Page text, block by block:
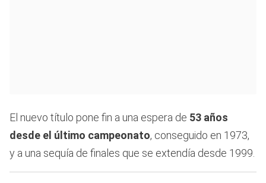
El nuevo título pone fin a una espera de 53 años
desde el último campeonato, conseguido en 1973,
y a una sequía de finales que se extendía desde 1999.